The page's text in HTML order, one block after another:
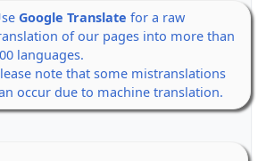
Google Translate for a raw
of our pages into more than
languages.
note that some mistranslations
occur due to machine translation.